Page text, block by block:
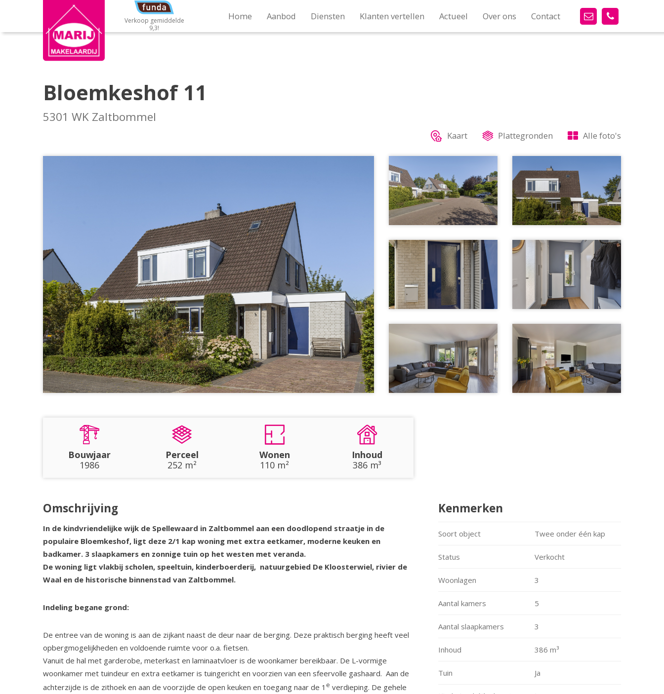
Verkoop gemiddelde
9,3!
Home Aanbod Diensten Klanten vertellen Actueel Over ons Contact
Bloemkeshof 11
5301 WK Zaltbommel
Kaart Plattegronden Alle foto's
Bouwjaar
1986
Perceel
252 m²
Wonen
110 m²
Inhoud
386 m³
Omschrijving
In de kindvriendelijke wijk de Spellewaard in Zaltbommel aan een doodlopend straatje in de
populaire Bloemkeshof, ligt deze 2/1 kap woning met extra eetkamer, moderne keuken en
badkamer. 3 slaapkamers en zonnige tuin op het westen met veranda.
De woning ligt vlakbij scholen, speeltuin, kinderboerderij, natuurgebied De Kloosterwiel, rivier de
Waal en de historische binnenstad van Zaltbommel.
Indeling begane grond:
De entree van de woning is aan de zijkant naast de deur naar de berging. Deze praktisch berging heeft veel
opbergmogelijkheden en voldoende ruimte voor o.a. fietsen.
Vanuit de hal met garderobe, meterkast en laminaatvloer is de woonkamer bereikbaar. De L-vormige
woonkamer met tuindeur en extra eetkamer is tuingericht en voorzien van een sfeervolle gashaard. Aan de
achterzijde is de zithoek en aan de voorzijde de open keuken en toegang naar de 1 e verdieping. De gehele
Kenmerken
Soort object Twee onder één kap
Status Verkocht
Woonlagen 3
Aantal kamers 5
Aantal slaapkamers 3
Inhoud 386 m³
Tuin Ja